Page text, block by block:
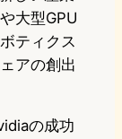
大型GPU
ティクス
アの創出
の成功